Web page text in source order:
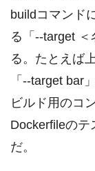
buildコマンド
る「--target
る。たとえば
「--target bar
ビルド用のコ
Dockerfileのテ
だ。